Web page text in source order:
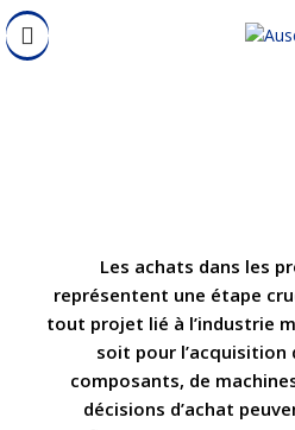
Les achats dans les
représentent une étape
tout projet lié à l’industrie
soit pour l’acquisition
composants, de
décisions d’achat